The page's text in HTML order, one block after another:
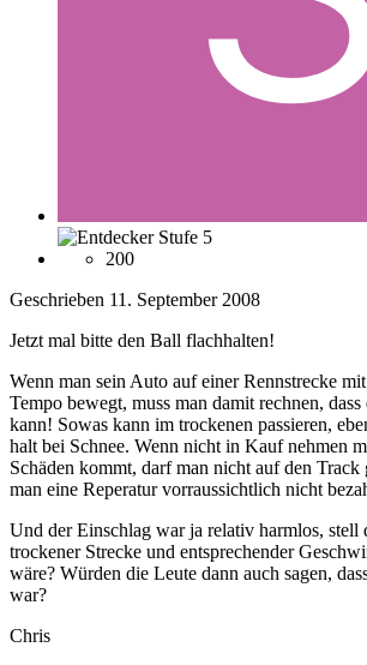
200
Geschrieben 11. September 2008
Jetzt mal bitte den Ball flachhalten!
Wenn man sein Auto auf einer Rennstrecke
Tempo bewegt, muss man damit rechnen,
kann! Sowas kann im trockenen passieren,
halt bei Schnee. Wenn nicht in Kauf nehmen
Schäden kommt, darf man nicht auf den Track
man eine Reperatur vorraussichtlich nicht
Und der Einschlag war ja relativ harmlos, stell
trockener Strecke und entsprechender
wäre? Würden die Leute dann auch sagen,
war?
Chris